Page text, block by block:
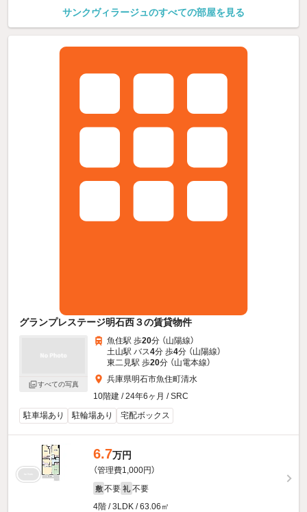
サンクヴィラージュのすべての部屋を見る
グランプレステージ明石西３の賃貸物件
すべての写真
魚住駅 歩20分 （山陽線）
土山駅 バス4分 歩4分 （山陽線）
東二見駅 歩20分 （山電本線）
兵庫県明石市魚住町清水
10階建 / 24年6ヶ月 / SRC
駐車場あり
駐輪場あり 宅配ボックス
6.7万円
（管理費1,000円）
敷 不要 礼 不要
4階 / 3LDK / 63.06㎡